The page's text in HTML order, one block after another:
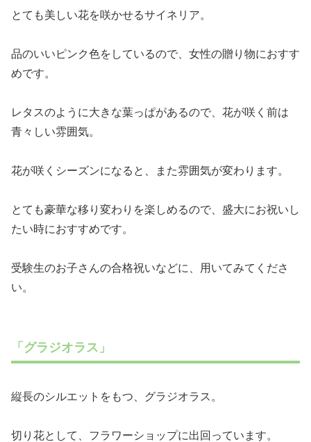
とても美しい花を咲かせるサイネリア。
品のいいピンク色をしているので、女性の贈り物におすす
めです。
レタスのように大きな葉っぱがあるので、花が咲く前は
青々しい雰囲気。
花が咲くシーズンになると、また雰囲気が変わります。
とても豪華な移り変わりを楽しめるので、盛大にお祝いし
たい時におすすめです。
受験生のお子さんの合格祝いなどに、用いてみてくださ
い。
「グラジオラス」
縦長のシルエットをもつ、グラジオラス。
切り花として、フラワーショップに出回っています。